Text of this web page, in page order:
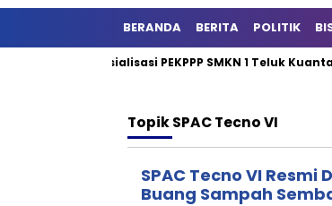
BERANDA BERITA POLITIK
dan Sosialisasi PEKPPP SMKN 1 Teluk Kuantan
TopikSPAC Tecno VI
SPAC Tecno VI
Buang Sampah